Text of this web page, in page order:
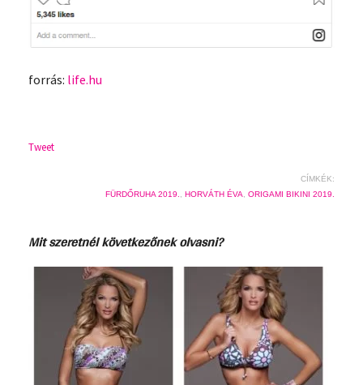
forrás: life.hu
Tweet
CÍMKÉK:
FÜRDŐRUHA 2019.
HORVÁTH ÉVA ORIGAMI BIKINI 2019.
Mit szeretnél következőnek olvasni?